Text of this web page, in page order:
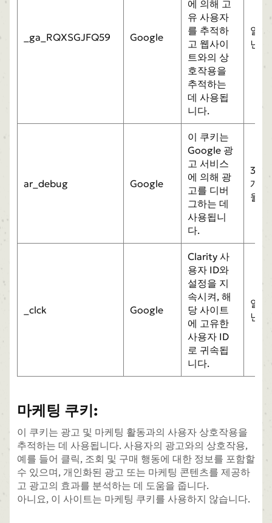
_ga_RQXSGJFQ59 Google
에 의해 고
유 사용자
를 추적하
고 웹사이
트와의 상
호작용을
추적하는
데 사용됩
니다.
일
년
ar_debug Google
이 쿠키는
Google 광
고 서비스
에 의해 광
고를 디버
그하는 데
사용됩니
다.
3
개
월
_clck Google
Clarity 사
용자 ID와
설정을 지
속시켜, 해
당 사이트
에 고유한
사용자 ID
로 귀속됩
니다.
일
년
마케팅 쿠키:
이 쿠키는 광고 및 마케팅 활동과의 사용자 상호작용을
추적하는 데 사용됩니다. 사용자의 광고와의 상호작용,
예를 들어 클릭, 조회 및 구매 행동에 대한 정보를 포함할
수 있으며, 개인화된 광고 또는 마케팅 콘텐츠를 제공하
고 광고의 효과를 분석하는 데 도움을 줍니다.
아니요, 이 사이트는 마케팅 쿠키를 사용하지 않습니다.